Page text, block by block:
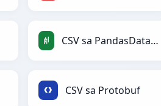
CSV sa PandasDataFrame
CSV sa Protobuf